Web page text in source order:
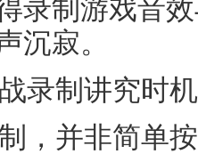
录制游戏音
沉寂。
录制讲究时
，并非简单